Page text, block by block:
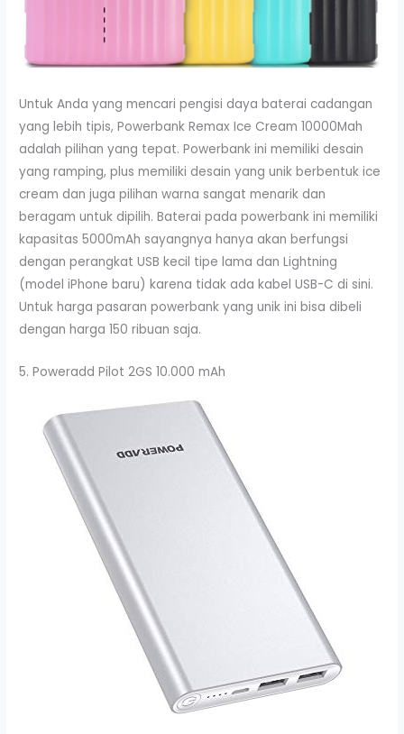
Untuk Anda yang mencari pengisi daya baterai cadangan
yang lebih tipis, Powerbank Remax Ice Cream 10000Mah
adalah pilihan yang tepat. Powerbank ini memiliki desain
yang ramping, plus memiliki desain yang unik berbentuk ice
cream dan juga pilihan warna sangat menarik dan
beragam untuk dipilih. Baterai pada powerbank ini memiliki
kapasitas 5000mAh sayangnya hanya akan berfungsi
dengan perangkat USB kecil tipe lama dan Lightning
(model iPhone baru) karena tidak ada kabel USB-C di sini.
Untuk harga pasaran powerbank yang unik ini bisa dibeli
dengan harga 150 ribuan saja.
5. Poweradd Pilot 2GS 10.000 mAh